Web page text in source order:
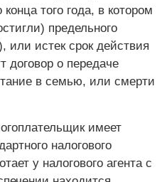
того года, в котором
предельного
или истек срок действия
договор о передаче
в семью, или смерти
имеет
налогового
у налогового агента с